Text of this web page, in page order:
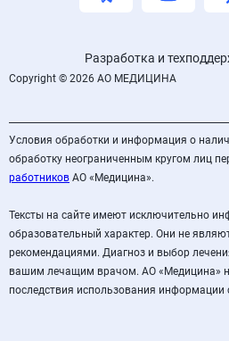
Разработка и
Copyright © 2026 АО МЕДИЦИНА
Условия обработки и информация о
обработку неограниченным кругом лиц
работников АО «Медицина».
Тексты на сайте имеют исключительно
образовательный характер. Они не
рекомендациями. Диагноз и выбор
вашим лечащим врачом. АО «Медицина»
последствия использования информации